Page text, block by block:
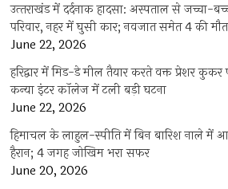
उत्‍तराखंड में दर्दनाक हादसा: अस्पताल से जच्चा-
परिवार, नहर में घुसी कार; नवजात समेत 4 की मौत
June 22, 2026
हरिद्वार में मिड-डे मील तैयार करते वक्त प्रेशर
कन्या इंटर कॉलेज में टली बड़ी घटना
June 22, 2026
हिमाचल के लाहुल-स्पीति में बिन बारिश नाले में
हैरान; 4 जगह जोखिम भरा सफर
June 20, 2026